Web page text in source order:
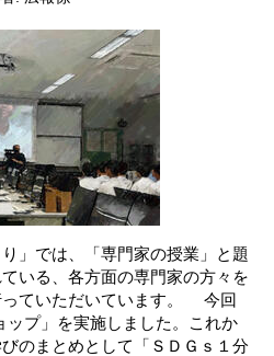
」では、「専門家の授業」と題
いる、各方面の専門家の方々を
っていただいています。 今回
ップ」を実施しました。これか
のまとめとして「ＳＤＧｓ１分